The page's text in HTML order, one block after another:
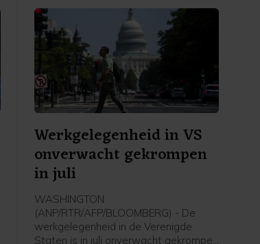
belangrijke Amerikaanse
banenrapport, dat veel zwakker uitviel
dan verwacht.
Werkgelegenheid in VS
onverwacht gekrompen
in juli
WASHINGTON
(ANP/RTR/AFP/BLOOMBERG) - De
werkgelegenheid in de Verenigde
Staten is in juli onverwacht gekrompen